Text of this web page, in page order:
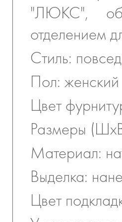
"ЛЮКС",
отделением
Стиль:
Пол: женский
Цвет
Размеры
Материал:
Выделка:
Цвет